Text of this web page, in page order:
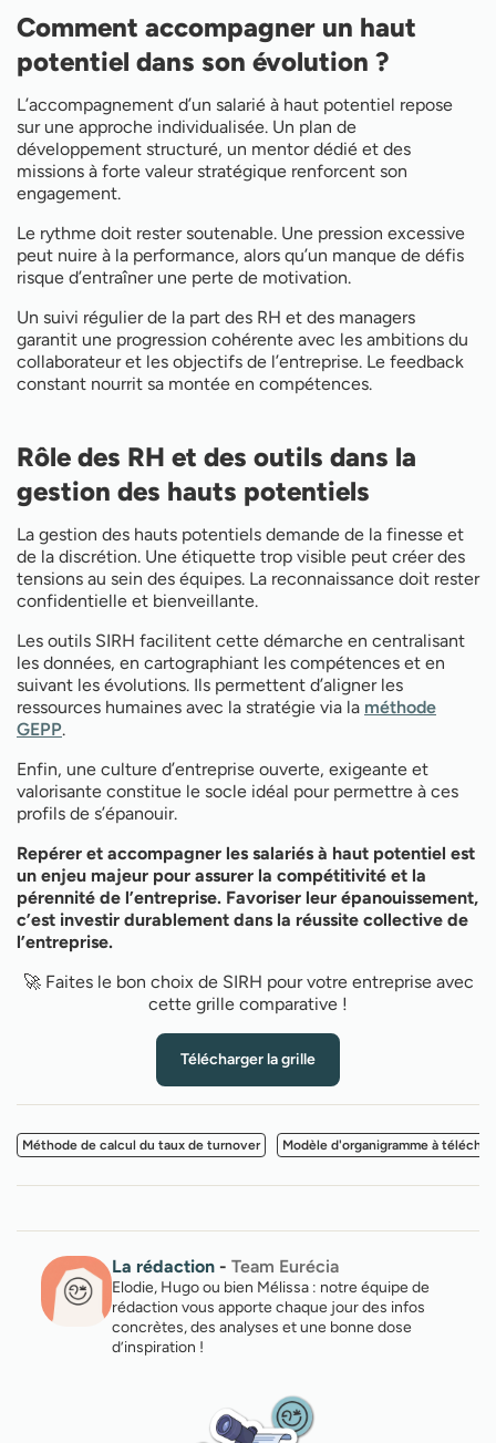
Comment accompagner un haut
potentiel dans son évolution ?
L’accompagnement d’un salarié à haut potentiel repose
sur une approche individualisée. Un plan de
développement structuré, un mentor dédié et des
missions à forte valeur stratégique renforcent son
engagement.
Le rythme doit rester soutenable. Une pression excessive
peut nuire à la performance, alors qu’un manque de défis
risque d’entraîner une perte de motivation.
Un suivi régulier de la part des RH et des managers
garantit une progression cohérente avec les ambitions du
collaborateur et les objectifs de l’entreprise. Le feedback
constant nourrit sa montée en compétences.
Rôle des RH et des outils dans la
gestion des hauts potentiels
La gestion des hauts potentiels demande de la finesse et
de la discrétion. Une étiquette trop visible peut créer des
tensions au sein des équipes. La reconnaissance doit rester
confidentielle et bienveillante.
Les outils SIRH facilitent cette démarche en centralisant
les données, en cartographiant les compétences et en
suivant les évolutions. Ils permettent d’aligner les
ressources humaines avec la stratégie via la méthode
GEPP.
Enfin, une culture d’entreprise ouverte, exigeante et
valorisante constitue le socle idéal pour permettre à ces
profils de s’épanouir.
Repérer et accompagner les salariés à haut potentiel est
un enjeu majeur pour assurer la compétitivité et la
pérennité de l’entreprise. Favoriser leur épanouissement,
c’est investir durablement dans la réussite collective de
l’entreprise.
🚀 Faites le bon choix de SIRH pour votre entreprise avec
cette grille comparative !
Télécharger la grille
Méthode de calcul du taux de turnover Modèle d'organigramme à
La rédaction - Team Eurécia
Elodie, Hugo ou bien Mélissa : notre équipe de
rédaction vous apporte chaque jour des infos
concrètes, des analyses et une bonne dose
d’inspiration !